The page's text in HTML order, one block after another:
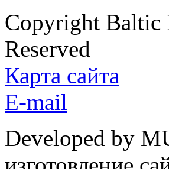
Copyright Baltic
Reserved
Карта сайта
E-mail
Developed by